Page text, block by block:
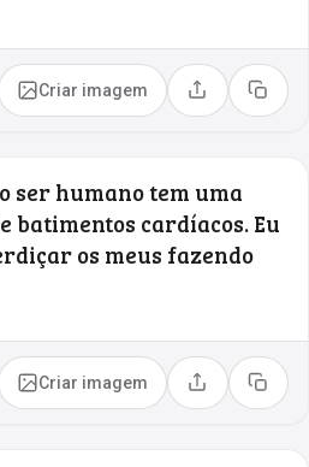
Criar imagem Compartilhar
Copiar
ser humano tem uma
batimentos cardíacos. Eu
os meus fazendo
Criar imagem Compartilhar
Copiar